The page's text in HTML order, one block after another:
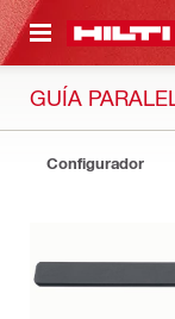
PRINCIPAL
GUÍA
Configurador